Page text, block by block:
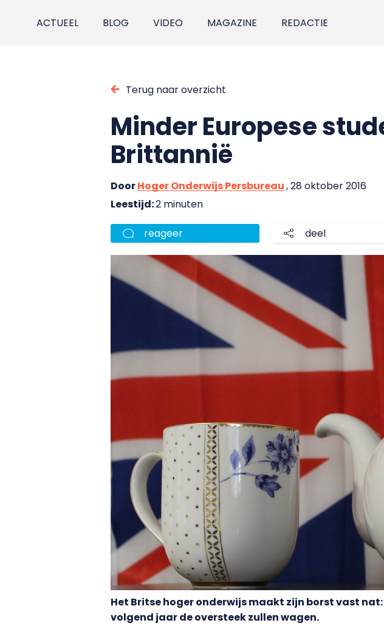
ACTUEEL BLOG VIDEO MAGAZINE REDACTIE
Terug naar overzicht
Minder Europese
Brittannië
DoorHoger Onderwijs Persbureau, 28 oktober 2016
Leestijd:2 minuten
reageer deel
Het Britse hoger onderwijs maakt zijn borst vast
volgend jaar de oversteek zullen wagen.